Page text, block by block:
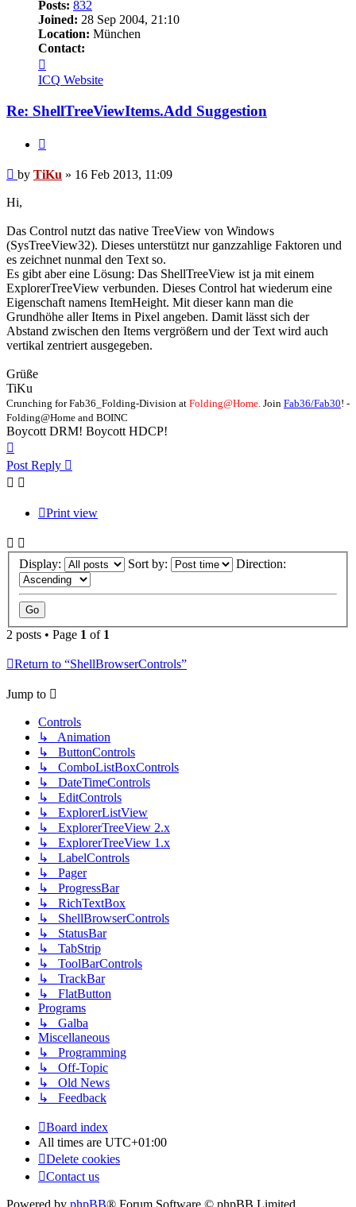
Posts: 832
Joined: 28 Sep 2004, 21:10
Location: München
Contact:
TiKu
ICQ Website
Re: ShellTreeViewItems.Add Suggestion
Post
by TiKu » 16 Feb 2013, 11:09
Hi,
Das Control nutzt das native TreeView von Windows
(SysTreeView32). Dieses unterstützt nur ganzzahlige Faktoren und
es zeichnet nunmal den Text so.
Es gibt aber eine Lösung: Das ShellTreeView ist ja mit einem
ExplorerTreeView verbunden. Dieses Control hat wiederum eine
Eigenschaft namens ItemHeight. Mit dieser kann man die
Grundhöhe aller Items in Pixel angeben. Damit lässt sich der
Abstand zwischen den Items vergrößern und der Text wird auch
vertikal zentriert ausgegeben.
Grüße
TiKu
Crunching for Fab36_Folding-Division at Folding@Home. Join Fab36/Fab30! -
Folding@Home and BOINC
Boycott DRM! Boycott HDCP!
Post Reply
Print view
Display: Sort by: Direction:
2 posts • Page 1 of 1
Return to “ShellBrowserControls”
Jump to
Controls
↳ Animation
↳ ButtonControls
↳ ComboListBoxControls
↳ DateTimeControls
↳ EditControls
↳ ExplorerListView
↳ ExplorerTreeView 2.x
↳ ExplorerTreeView 1.x
↳ LabelControls
↳ Pager
↳ ProgressBar
↳ RichTextBox
↳ ShellBrowserControls
↳ StatusBar
↳ TabStrip
↳ ToolBarControls
↳ TrackBar
↳ FlatButton
Programs
↳ Galba
Miscellaneous
↳ Programming
↳ Off-Topic
↳ Old News
↳ Feedback
Board index
All times are UTC+01:00
Delete cookies
Contact us